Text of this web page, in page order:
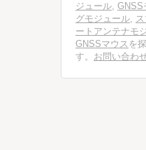
ジュール, GNSS
グモジュール,
ートアンテナモ
GNSSマウス を
す。 お問い合わ